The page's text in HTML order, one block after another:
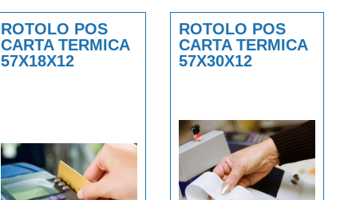
ROTOLO POS
CARTA TERMICA
57X18X12
ROTOLO POS
CARTA TERMICA
57X30X12